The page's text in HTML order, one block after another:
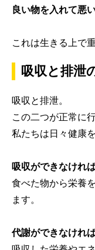
良い物を入れて悪
これは生きる上で
吸収と排泄
吸収と排泄。
この二つが正常に
私たちは日々健康
吸収ができなけれ
食べた物から栄養
ます。
代謝ができなけれ